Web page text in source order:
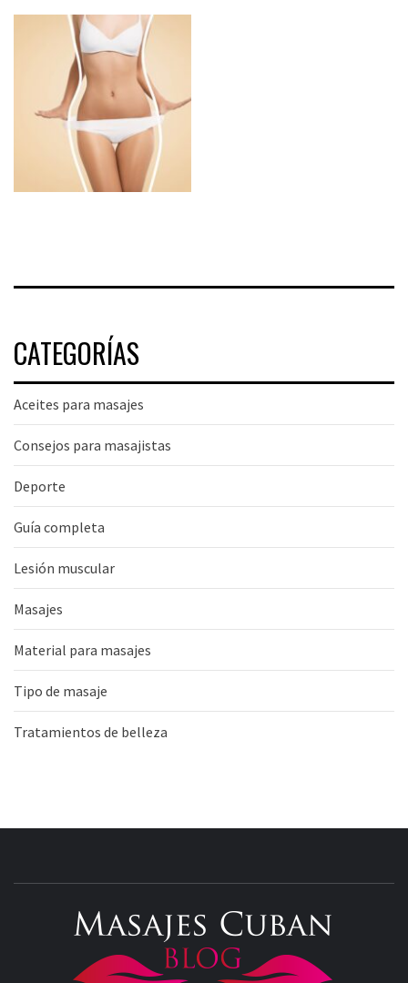
CATEGORÍAS
Aceites para masajes
Consejos para masajistas
Deporte
Guía completa
Lesión muscular
Masajes
Material para masajes
Tipo de masaje
Tratamientos de belleza